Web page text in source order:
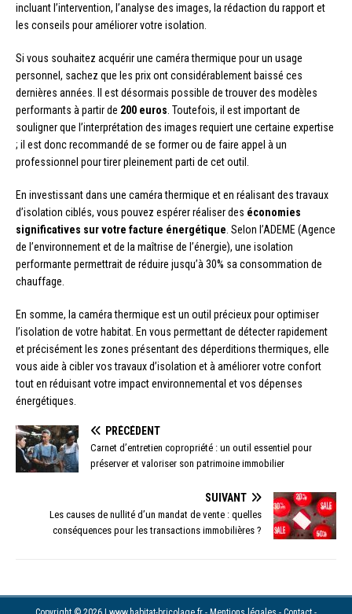
incluant l’intervention, l’analyse des images, la rédaction du rapport et
les conseils pour améliorer votre isolation.
Si vous souhaitez acquérir une caméra thermique pour un usage
personnel, sachez que les prix ont considérablement baissé ces
dernières années. Il est désormais possible de trouver des modèles
performants à partir de 200 euros . Toutefois, il est important de
souligner que l’interprétation des images requiert une certaine expertise
; il est donc recommandé de se former ou de faire appel à un
professionnel pour tirer pleinement parti de cet outil.
En investissant dans une caméra thermique et en réalisant des travaux
d’isolation ciblés, vous pouvez espérer réaliser des économies
significatives sur votre facture énergétique . Selon l’ADEME (Agence
de l’environnement et de la maîtrise de l’énergie), une isolation
performante permettrait de réduire jusqu’à 30% sa consommation de
chauffage.
En somme, la caméra thermique est un outil précieux pour optimiser
l’isolation de votre habitat. En vous permettant de détecter rapidement
et précisément les zones présentant des déperditions thermiques, elle
vous aide à cibler vos travaux d’isolation et à améliorer votre confort
tout en réduisant votre impact environnemental et vos dépenses
énergétiques.
PRÉCÉDENT
Carnet d’entretien copropriété : un outil essentiel pour
préserver et valoriser son patrimoine immobilier
SUIVANT
Les causes de nullité d’un mandat de vente : quelles
conséquences pour les transactions immobilières ?